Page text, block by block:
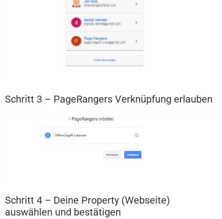
Schritt 3 – PageRangers Verknüpfung erlauben
Schritt 4 – Deine Property (Webseite)
auswählen und bestätigen